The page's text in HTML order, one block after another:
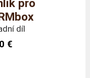
pro
díl
€